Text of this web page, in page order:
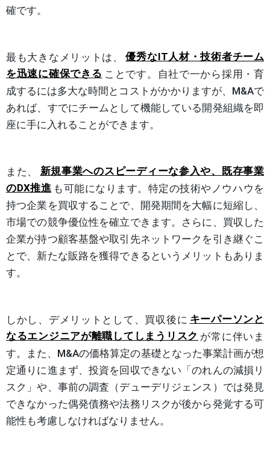
確です。
最も大きなメリットは、
優秀なIT人材・技術者チーム
を迅速に確保できる ことです。自社で一から採用・育
成するには多大な時間とコストがかかりますが、M&Aで
あれば、すでにチームとして機能している開発組織を即
座に手に入れることができます。
また、
新規事業へのスピーディーな参入や、既存事業
のDX推進 も可能になります。特定の技術やノウハウを
持つ企業を買収することで、開発期間を大幅に短縮し、
市場での競争優位性を確立できます。さらに、買収した
企業が持つ顧客基盤や取引先ネットワークを引き継ぐこ
とで、新たな販路を獲得できるというメリットもありま
す。
しかし、デメリットとして、買収後に キーパーソンと
なるエンジニアが離職してしまうリスク が常に伴いま
す。また、M&Aの価格算定の基礎となった事業計画が想
定通りに進まず、投資を回収できない「のれんの減損リ
スク」や、事前の調査（デューデリジェンス）では発見
できなかった偶発債務や法務リスクが後から発覚する可
能性も考慮しなければなりません。